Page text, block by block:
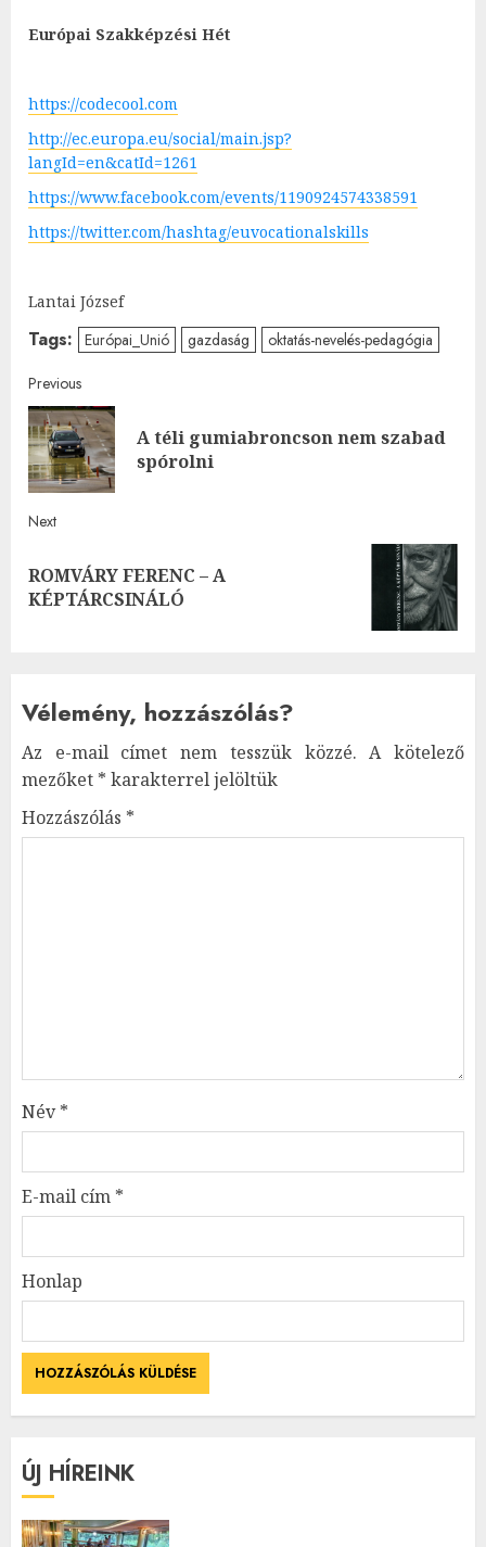
Európai Szakképzési Hét
https://codecool.com
http://ec.europa.eu/social/main.jsp?
langId=en&catId=1261
https://www.facebook.com/events/1190924574338591
https://twitter.com/hashtag/euvocationalskills
Lantai József
Tags: Európai_Unió gazdaság oktatás-nevelés-pedagógia
Post
navigation
Previous
A téli gumiabroncson nem szabad
spórolni
Next
Next
post:
ROMVÁRY FERENC – A
KÉPTÁRCSINÁLÓ
Vélemény, hozzászólás?
Az e-mail címet nem tesszük közzé. A kötelező
mezőket * karakterrel jelöltük
Hozzászólás *
Név*
E-mail cím *
Honlap
ÚJ HÍREINK